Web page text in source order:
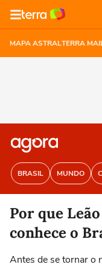
MAPA ASTRALTERRA
BRASIL MUNDO
Por que
conhece o
Antes de se tornar o